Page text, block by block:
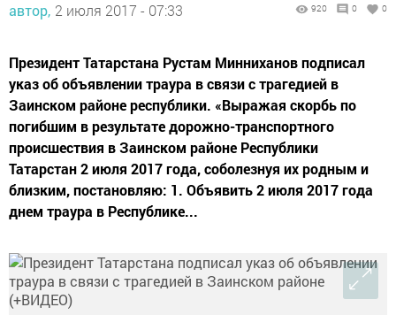
автор, 2 июля 2017 - 07:33 920 0 0
Президент Татарстана Рустам Минниханов подписал
указ об объявлении траура в связи с трагедией в
Заинском районе республики. «Выражая скорбь по
погибшим в результате дорожно-транспортного
происшествия в Заинском районе Республики
Татарстан 2 июля 2017 года, соболезнуя их родным и
близким, постановляю: 1. Объявить 2 июля 2017 года
днем траура в Республике...